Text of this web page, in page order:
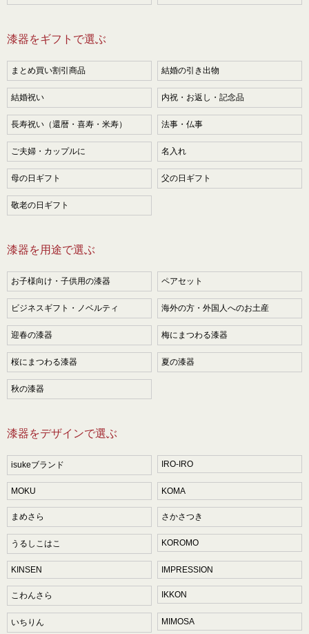
漆器をギフトで選ぶ
まとめ買い割引商品 結婚の引き出物
結婚祝い 内祝・お返し・記念品
長寿祝い（還暦・喜寿・米寿） 法事・仏事
ご夫婦・カップルに 名入れ
母の日ギフト 父の日ギフト
敬老の日ギフト
漆器を用途で選ぶ
お子様向け・子供用の漆器 ペアセット
ビジネスギフト・ノベルティ 海外の方・外国人へのお土産
迎春の漆器 梅にまつわる漆器
桜にまつわる漆器 夏の漆器
秋の漆器
漆器をデザインで選ぶ
isukeブランド IRO-IRO
MOKU KOMA
まめさら さかさつき
うるしこはこ KOROMO
KINSEN IMPRESSION
こわんさら IKKON
いちりん MIMOSA